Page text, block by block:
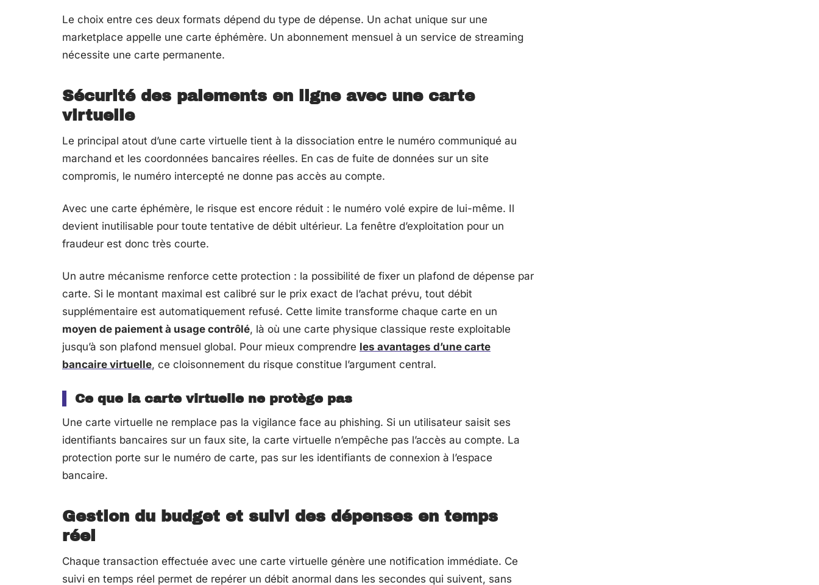
Le choix entre ces deux formats dépend du type de dépense. Un achat unique sur une
marketplace appelle une carte éphémère. Un abonnement mensuel à un service de streaming
nécessite une carte permanente.
Sécurité des paiements en ligne avec une carte
virtuelle
Le principal atout d’une carte virtuelle tient à la dissociation entre le numéro communiqué au
marchand et les coordonnées bancaires réelles. En cas de fuite de données sur un site
compromis, le numéro intercepté ne donne pas accès au compte.
Avec une carte éphémère, le risque est encore réduit : le numéro volé expire de lui-même. Il
devient inutilisable pour toute tentative de débit ultérieur. La fenêtre d’exploitation pour un
fraudeur est donc très courte.
Un autre mécanisme renforce cette protection : la possibilité de fixer un plafond de dépense par
carte. Si le montant maximal est calibré sur le prix exact de l’achat prévu, tout débit
supplémentaire est automatiquement refusé. Cette limite transforme chaque carte en un
moyen de paiement à usage contrôlé, là où une carte physique classique reste exploitable
jusqu’à son plafond mensuel global. Pour mieux comprendre les avantages d’une carte
bancaire virtuelle, ce cloisonnement du risque constitue l’argument central.
Ce que la carte virtuelle ne protège pas
Une carte virtuelle ne remplace pas la vigilance face au phishing. Si un utilisateur saisit ses
identifiants bancaires sur un faux site, la carte virtuelle n’empêche pas l’accès au compte. La
protection porte sur le numéro de carte, pas sur les identifiants de connexion à l’espace
bancaire.
Gestion du budget et suivi des dépenses en temps
réel
Chaque transaction effectuée avec une carte virtuelle génère une notification immédiate. Ce
suivi en temps réel permet de repérer un débit anormal dans les secondes qui suivent, sans